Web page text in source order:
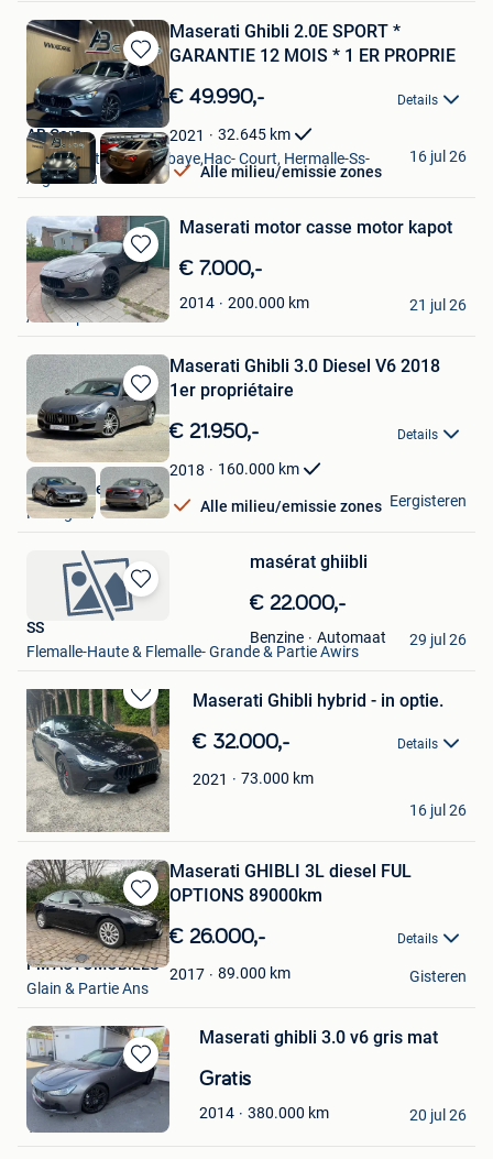
Bewaren
in
Mijn
Favorieten
Maserati Ghibli 2.0E SPORT *
GARANTIE 12 MOIS * 1 ER PROPRIE
€ 49.990,- Details
2021 32.645 km
Alle milieu/emissie zones
AB Cars
Vise + Partie De Bombaye,Hac- Court, Hermalle-Ss-
Argenteau
16 jul 26
Bewaren
in
Mijn
Favorieten
Maserati motor casse motor kapot ️
€ 7.000,-
2014 200.000 km
Tbm Cars
Antwerpen
21 jul 26
Bewaren
in
Mijn
Favorieten
Maserati Ghibli 3.0 Diesel V6 2018
1er propriétaire
€ 21.950,- Details
2018 160.000 km
Alle milieu/emissie zones
Arm-Concept
Hekelgem
Eergisteren
Bewaren
Favorieten
masérat ghiibli
€ 22.000,-
Benzine Automaat
SS
Flemalle-Haute & Flemalle- Grande & Partie Awirs
29 jul 26
Bewaren
in
Mijn
Favorieten
Maserati Ghibli hybrid - in optie.
€ 32.000,- Details
2021 73.000 km
Vir
Rijkevorsel
16 jul 26
Bewaren
in
Mijn
Favorieten
Maserati GHIBLI 3L diesel FUL
OPTIONS 89000km
€ 26.000,- Details
2017 89.000 km
PM AUTOMOBILES
Glain & Partie Ans
Gisteren
Bewaren
in
Favorieten
Maserati ghibli 3.0 v6 gris mat
Gratis
2014 380.000 km
2555
Tournai
20 jul 26